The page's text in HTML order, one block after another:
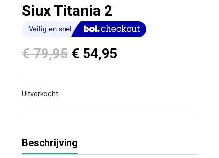
Siux Titania 2
€79,95 Oorspronkelijke
prijs
was:
€54,95Huidige
is:
Uitverkocht
Beschrijving